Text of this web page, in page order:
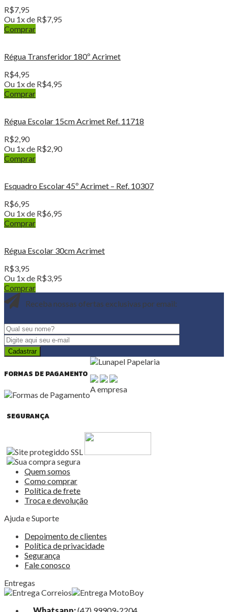
R$7,95
Ou 1x de R$7,95
Comprar
Régua Transferidor 180º Acrimet
R$4,95
Ou 1x de R$4,95
Comprar
Régua Escolar 15cm Acrimet Ref. 11718
R$2,90
Ou 1x de R$2,90
Comprar
Esquadro Escolar 45º Acrimet – Ref. 10307
R$6,95
Ou 1x de R$6,95
Comprar
Régua Escolar 30cm Acrimet
R$3,95
Ou 1x de R$3,95
Comprar
Receba nossas ofertas exclusivas por email:
FORMAS DE PAGAMENTO
SEGURANÇA
A empresa
Quem somos
Como comprar
Política de frete
Troca e devolução
Ajuda e Suporte
Depoimento de clientes
Política de privacidade
Segurança
Fale conosco
Entregas